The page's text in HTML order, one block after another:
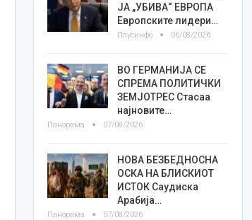
ЈА „УБИВА“ ЕВРОПА
Европските лидери…
Плусинфо 06/08/2026
ВО ГЕРМАНИЈА СЕ
СПРЕМА ПОЛИТИЧКИ
ЗЕМЈОТРЕС Стасаа
најновите…
Панорама 07/08/2026
НОВА БЕЗБЕДНОСНА
ОСКА НА БЛИСКИОТ
ИСТОК Саудиска
Арабија…
Панорама 07/08/2026